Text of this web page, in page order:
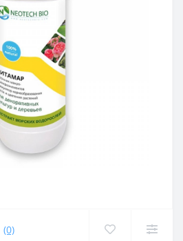
(0)